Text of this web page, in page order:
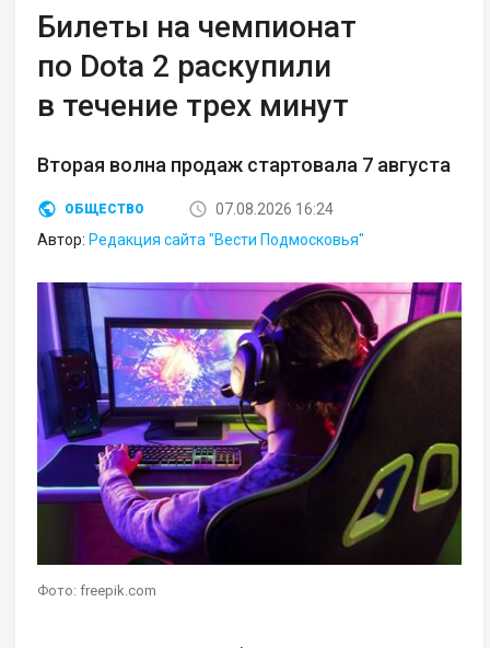
Билеты на чемпионат
по Dota 2 раскупили
в течение трех минут
Вторая волна продаж стартовала 7 августа
ОБЩЕСТВО
07.08.2026 16:24
Автор: Редакция сайта "Вести Подмосковья"
Фото: freepik.com